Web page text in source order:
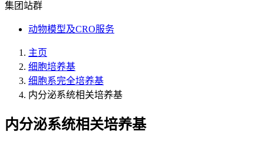
集团站群
动物模型及CRO服务
主页
细胞培养基
细胞系完全培养基
内分泌系统相关培养基
内分泌系统相关培养基